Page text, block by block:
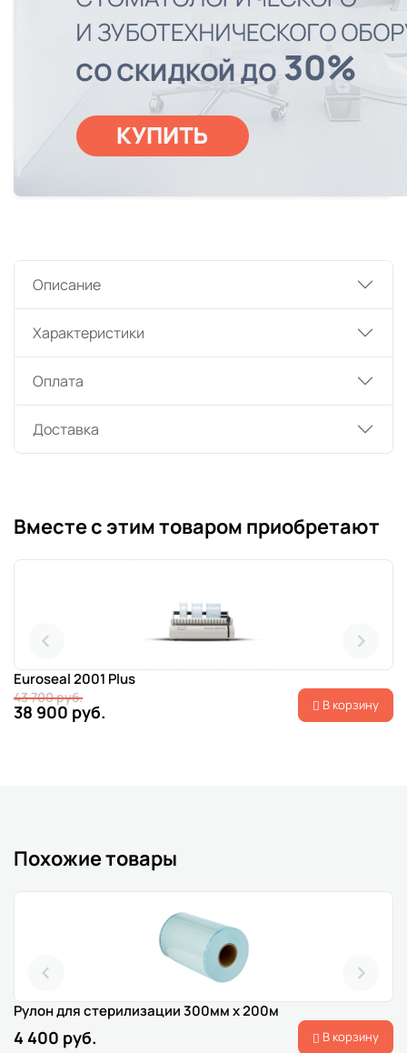
Описание
Характеристики
Оплата
Доставка
Вместе с этим товаром приобретают
Euroseal 2001 Plus
38 900 руб.
43 700 руб. В корзину
Похожие товары
Рулон для стерилизации 300мм x 200м
4 400 руб. В корзину